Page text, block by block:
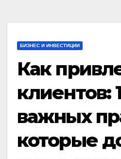
БИЗНЕС И ИНВЕСТИЦИИ
Как
клиентов:
важных
которые